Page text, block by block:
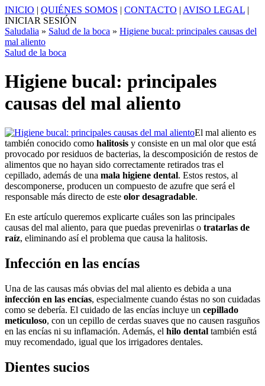
INICIO | QUIÉNES SOMOS | CONTACTO | AVISO LEGAL |
INICIAR SESIÓN
Saludalia » Salud de la boca » Higiene bucal: principales causas del
mal aliento
Salud de la boca
Higiene bucal: principales
causas del mal aliento
El mal aliento es
también conocido como halitosis y consiste en un mal olor que está
provocado por residuos de bacterias, la descomposición de restos de
alimentos que no hayan sido correctamente retirados tras el
cepillado, además de una mala higiene dental. Estos restos, al
descomponerse, producen un compuesto de azufre que será el
responsable más directo de este olor desagradable.
En este artículo queremos explicarte cuáles son las principales
causas del mal aliento, para que puedas prevenirlas o tratarlas de
raíz, eliminando así el problema que causa la halitosis.
Infección en las encías
Una de las causas más obvias del mal aliento es debida a una
infección en las encías, especialmente cuando éstas no son cuidadas
como se debería. El cuidado de las encías incluye un cepillado
meticuloso, con un cepillo de cerdas suaves que no causen rasguños
en las encías ni su inflamación. Además, el hilo dental también está
muy recomendado, igual que los irrigadores dentales.
Dientes sucios